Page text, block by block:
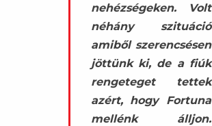
nehézségeken. Volt
néhány szituáció
amiből szerencsésen
jöttünk ki, de a fiúk
rengeteget tettek
azért, hogy Fortuna
mellénk álljon.